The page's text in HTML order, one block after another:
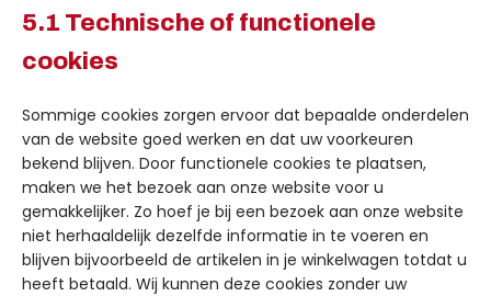
5.1 Technische of functionele
cookies
Sommige cookies zorgen ervoor dat bepaalde onderdelen
van de website goed werken en dat uw voorkeuren
bekend blijven. Door functionele cookies te plaatsen,
maken we het bezoek aan onze website voor u
gemakkelijker. Zo hoef je bij een bezoek aan onze website
niet herhaaldelijk dezelfde informatie in te voeren en
blijven bijvoorbeeld de artikelen in je winkelwagen totdat u
heeft betaald. Wij kunnen deze cookies zonder uw